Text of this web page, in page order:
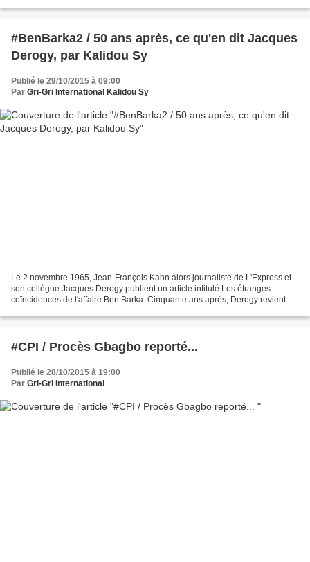
#BenBarka2 / 50 ans après, ce qu'en dit Jacques
Derogy, par Kalidou Sy
Publié le 29/10/2015 à 09:00
Par Gri-Gri International Kalidou Sy
Le 2 novembre 1965, Jean-François Kahn alors journaliste de L'Express et
son collègue Jacques Derogy publient un article intitulé Les étranges
coïncidences de l'affaire Ben Barka. Cinquante ans après, Derogy revient
#CPI / Procès Gbagbo reporté...
Publié le 28/10/2015 à 19:00
Par Gri-Gri International